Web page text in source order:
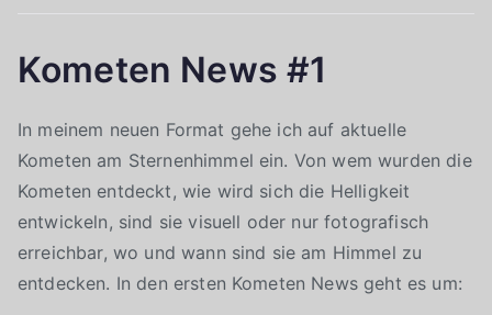
Kometen News #1
In meinem neuen Format gehe ich auf aktuelle
Kometen am Sternenhimmel ein. Von wem wurden die
Kometen entdeckt, wie wird sich die Helligkeit
entwickeln, sind sie visuell oder nur fotografisch
erreichbar, wo und wann sind sie am Himmel zu
entdecken. In den ersten Kometen News geht es um: